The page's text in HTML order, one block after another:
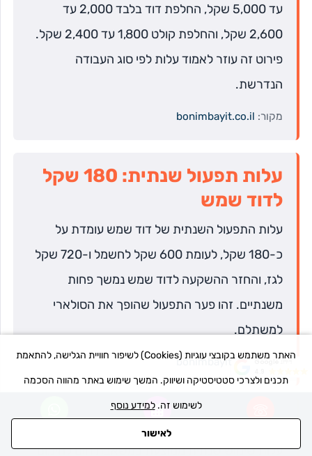
האתר משתמש בקובצי עוגיות (Cookies) לשיפור חוויית הגלישה, להתאמת
תכנים ולצרכי סטטיסטיקה ושיווק. המשך שימוש באתר מהווה הסכמה
לשימוש זה.למידע נוסף
לאישור
עד 5,000 שקל, החלפת דוד בלבד 2,000 עד
2,600 שקל, והחלפת קולט 1,800 עד 2,400 שקל.
פירוט זה עוזר לאמוד עלות לפי סוג העבודה
הנדרשת.
מקור: bonimbayit.co.il
עלות תפעול שנתית: 180 שקל
לדוד שמש
עלות התפעול השנתית של דוד שמש עומדת על
כ-180 שקל, לעומת 600 שקל לחשמל ו-720 שקל
לגז, והחזר ההשקעה לדוד שמש נמשך פחות
משנתיים. זהו פער התפעול שהופך את הסולארי
למשתלם.
מקור:bonimbayit.co.il
640 שקל בשנה למשאבת חום
עלות שימוש שנתית ממוצעת במשאבת חום לחימום